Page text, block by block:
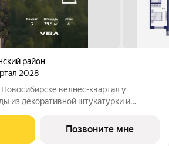
район
2028
из декоративной штукатурки и
Панорамное остекление и богатая
новый стандарт
Позвоните мне